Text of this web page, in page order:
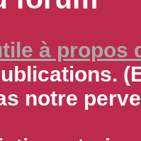
à propos
notre